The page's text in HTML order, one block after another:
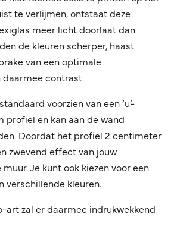
te verlijmen, ontstaat deze
meer licht doorlaat dan
de kleuren scherper, haast
van een optimale
contrast.
voorzien van een ‘u’-
profiel en kan aan de wand
Doordat het profiel 2 centimeter
zwevend effect van jouw
Je kunt ook kiezen voor een
verschillende kleuren.
art zal er daarmee indrukwekkend